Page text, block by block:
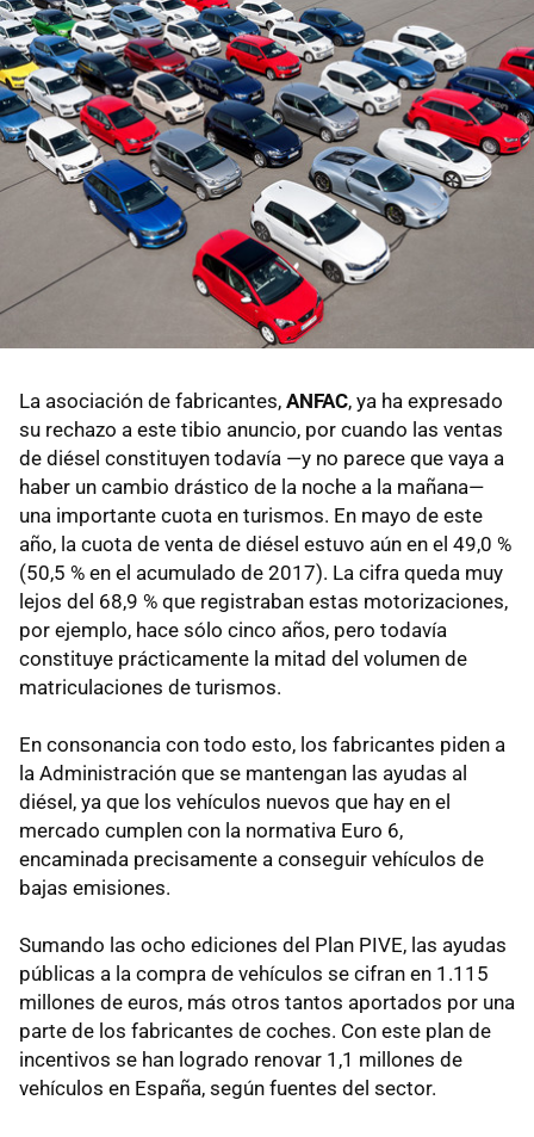
La asociación de fabricantes, ANFAC, ya ha expresado
su rechazo a este tibio anuncio, por cuando las ventas
de diésel constituyen todavía —y no parece que vaya a
haber un cambio drástico de la noche a la mañana—
una importante cuota en turismos. En mayo de este
año, la cuota de venta de diésel estuvo aún en el 49,0 %
(50,5 % en el acumulado de 2017). La cifra queda muy
lejos del 68,9 % que registraban estas motorizaciones,
por ejemplo, hace sólo cinco años, pero todavía
constituye prácticamente la mitad del volumen de
matriculaciones de turismos.
En consonancia con todo esto, los fabricantes piden a
la Administración que se mantengan las ayudas al
diésel, ya que los vehículos nuevos que hay en el
mercado cumplen con la normativa Euro 6,
encaminada precisamente a conseguir vehículos de
bajas emisiones.
Sumando las ocho ediciones del Plan PIVE, las ayudas
públicas a la compra de vehículos se cifran en 1.115
millones de euros, más otros tantos aportados por una
parte de los fabricantes de coches. Con este plan de
incentivos se han logrado renovar 1,1 millones de
vehículos en España, según fuentes del sector.